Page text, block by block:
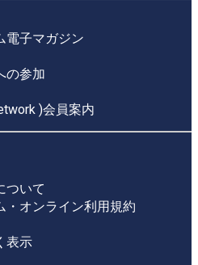
電子マガジン
の参加
)会員案内
ついて
・オンライン利用規約
表示